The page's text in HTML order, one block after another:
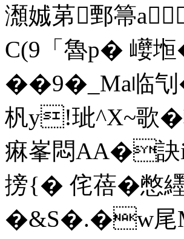
瀩娍苐鄄箒
C(9「魯p� 巕
��9�_Ma临刏
杋y!玼^Χ~歌�
痳峯悶AA�訣i
搒{� 侘蓓�憋
�&S�.�w尾